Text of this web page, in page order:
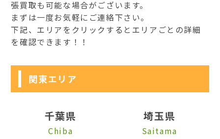
張買取も可能な場合がございます。
まずは一度お気軽にご連絡下さい。
下記、エリアをクリックするとエリアごとの詳細
を確認できます！！
関東エリア
千葉県
Chiba
埼玉県
Saitama